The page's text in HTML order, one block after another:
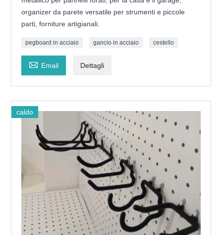
organizer da parete versatile per strumenti e piccole
parti, forniture artigianali.
pegboard in acciaio gancio in acciaio cestello
 Email Dettagli
caldo